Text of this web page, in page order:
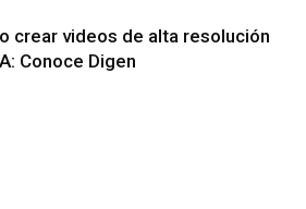
crear videos de alta resolución
Conoce Digen